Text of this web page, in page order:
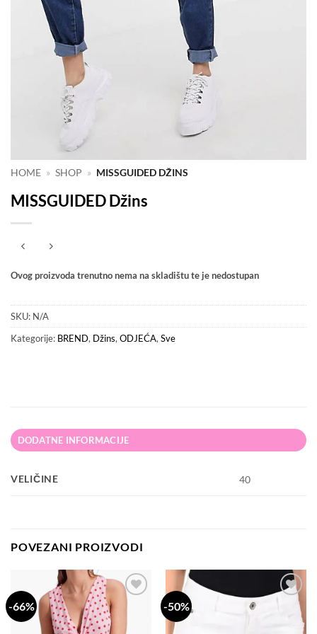
HOME » SHOP » MISSGUIDED DŽINS
MISSGUIDED Džins
Ovog proizvoda trenutno nema na skladištu te je nedostupan
SKU: N/A
Kategorije: BREND, Džins, ODJEĆA, Sve
DODATNE INFORMACIJE
VELIČINE 40
POVEZANI PROIZVODI
-66% -50%
Dodaj